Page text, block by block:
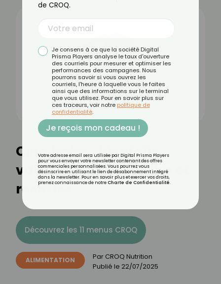
Cinq baies : bienfaits,
valeurs nutritionnelles et
recettes
Découvrez les 11 menus CROQ
ALIMENTATION Par CROQ Nutrition
Publié le 22/07/2025
de CROQ.
Je consens à ce que la société Digital
Prisma Players analyse le taux d'ouverture
des courriels pour mesurer et optimiser les
performances des campagnes. Nous
pourrons savoir si vous ouvrez les
courriels, l'heure à laquelle vous le faites
ainsi que des informations sur le terminal
que vous utilisez. Pour en savoir plus sur
ces traceurs, voir notre politique de
confidentialité.
Je reçois mon cadeau !
Votre adresse email sera utilisée par Digital Prisma Players
pour vous envoyer votre newsletter contenant des offres
commerciales personnalisées. Vous pourrez vous
désinscrire en utilisant le lien de désabonnement intégré
dans la newsletter. Pour en savoir plus et exercer vos droits,
prenez connaissance de notre Charte de Confidentialité.